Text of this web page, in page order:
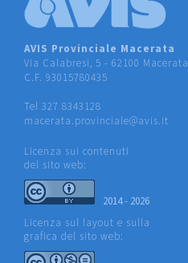
AVIS Provinciale Macerata
Via Calabresi, 5 - 62100 Macerata
C.F. 93015780435
Tel 327 8343128
macerata.provinciale@avis.it
Licenza sui contenuti
del sito web:
2014 - 2026
Licenza sul layout e sulla
grafica del sito web: